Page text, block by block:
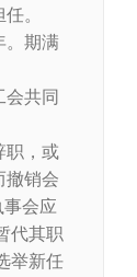
。
。期满
会共同
职，或
撤销会
会应
代其职
举新任